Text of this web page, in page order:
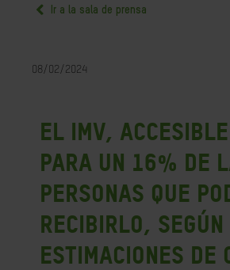
Ir a la sala de prensa
08/02/2024
El IMV,
para un 16% de
personas que
recibirlo, según
estimaciones de